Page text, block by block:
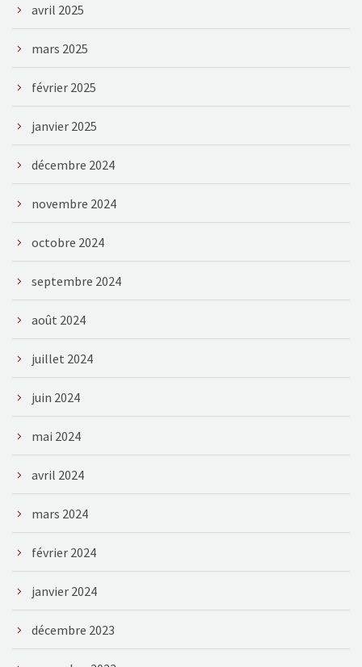
avril 2025
mars 2025
février 2025
janvier 2025
décembre 2024
novembre 2024
octobre 2024
septembre 2024
août 2024
juillet 2024
juin 2024
mai 2024
avril 2024
mars 2024
février 2024
janvier 2024
décembre 2023